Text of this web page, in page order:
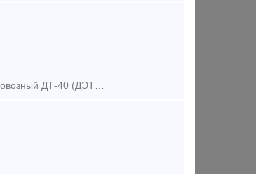
Диагностика и ремонт: Домкрат тепловозный ДТ-30 (ДЭТ-30 или ТЭД-30).Домкрат тепловозный ДТ-40 (ДЭТ-40 или ТЭД-40).Домкрат вагонный К-12.08. Установки домкратные передвижные УДП-120, УДП-160, УДП-200